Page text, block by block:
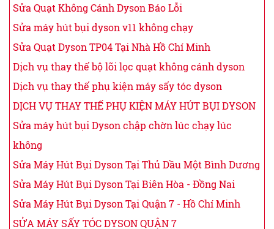
Sửa Quạt Không Cánh Dyson Báo Lỗi
Sửa máy hút bụi dyson v11 không chạy
Sửa Quạt Dyson TP04 Tại Nhà Hồ Chí Minh
Dịch vụ thay thế bộ lõi lọc quạt không cánh dyson
Dịch vụ thay thế phụ kiện máy sấy tóc dyson
DỊCH VỤ THAY THẾ PHỤ KIỆN MÁY HÚT BỤI DYSON
Sửa máy hút bụi Dyson chập chờn lúc chạy lúc
không
Sửa Máy Hút Bụi Dyson Tại Thủ Dầu Một Bình Dương
Sửa Máy Hút Bụi Dyson Tại Biên Hòa - Đồng Nai
Sửa Máy Hút Bụi Dyson Tại Quận 7 - Hồ Chí Minh
SỬA MÁY SẤY TÓC DYSON QUẬN 7